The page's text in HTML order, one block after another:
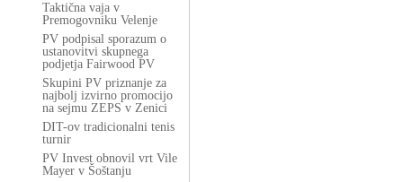
Taktična vaja v
Premogovniku Velenje
PV podpisal sporazum o
ustanovitvi skupnega
podjetja Fairwood PV
Skupini PV priznanje za
najbolj izvirno promocijo
na sejmu ZEPS v Zenici
DIT-ov tradicionalni tenis
turnir
PV Invest obnovil vrt Vile
Mayer v Šoštanju